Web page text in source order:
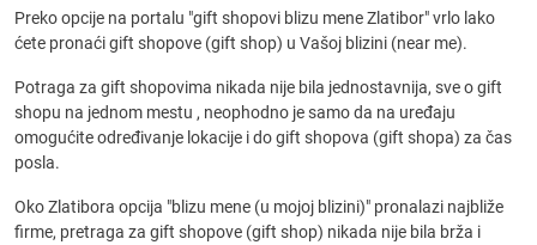
Preko opcije na portalu "gift shopovi blizu mene Zlatibor" vrlo lako
ćete pronaći gift shopove (gift shop) u Vašoj blizini (near me).
Potraga za gift shopovima nikada nije bila jednostavnija, sve o gift
shopu na jednom mestu , neophodno je samo da na uređaju
omogućite određivanje lokacije i do gift shopova (gift shopa) za čas
posla.
Oko Zlatibora opcija "blizu mene (u mojoj blizini)" pronalazi najbliže
firme, pretraga za gift shopove (gift shop) nikada nije bila brža i